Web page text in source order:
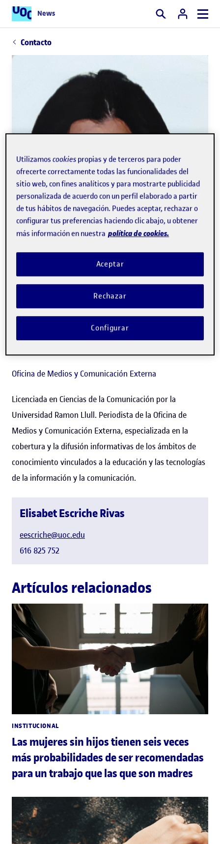
News Buscar
Contacto
Elisabet Escriche Rivas
Oficina de Medios y Comunicación Externa
Licenciada en Ciencias de la Comunicación por la
Universidad Ramon Llull. Periodista de la Oficina de
Medios y Comunicación Externa, especializada en la
cobertura y la difusión informativas de los ámbitos de
conocimiento vinculados a la educación y las tecnologías
de la información y la comunicación.
Elisabet Escriche Rivas
eescriche@uoc.edu
616 825 752
Artículos relacionados
INSTITUCIONAL
Las mujeres sin hijos tienen seis veces
más probabilidades de ser recomendadas
para un trabajo que las que son madres
Utilizamoscookies propias y de terceros para poder
ofrecerte correctamente todas las funcionalidades del
sitio web, con fines analíticos y para mostrarte publicidad
personalizada de acuerdo con un perfil elaborado a partir
de tus hábitos de navegación. Puedes aceptar, rechazar o
configurar tus preferencias haciendo clic abajo, u obtener
más información en nuestra política de cookies.
Rechazar
Aceptar
Configurar